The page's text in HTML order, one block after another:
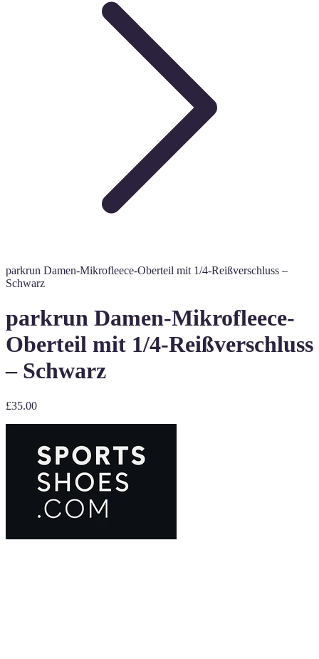
parkrun Damen-Mikrofleece-Oberteil mit 1/4-Reißverschluss –
Schwarz
parkrun Damen-Mikrofleece-
Oberteil mit 1/4-Reißverschluss
– Schwarz
£35.00